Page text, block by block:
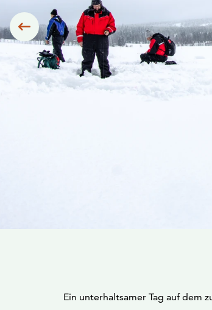
Siirry edelliseen
Ein unterhaltsamer Tag auf dem